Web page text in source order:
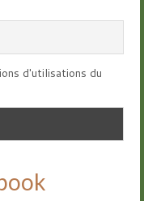
d'utilisations du